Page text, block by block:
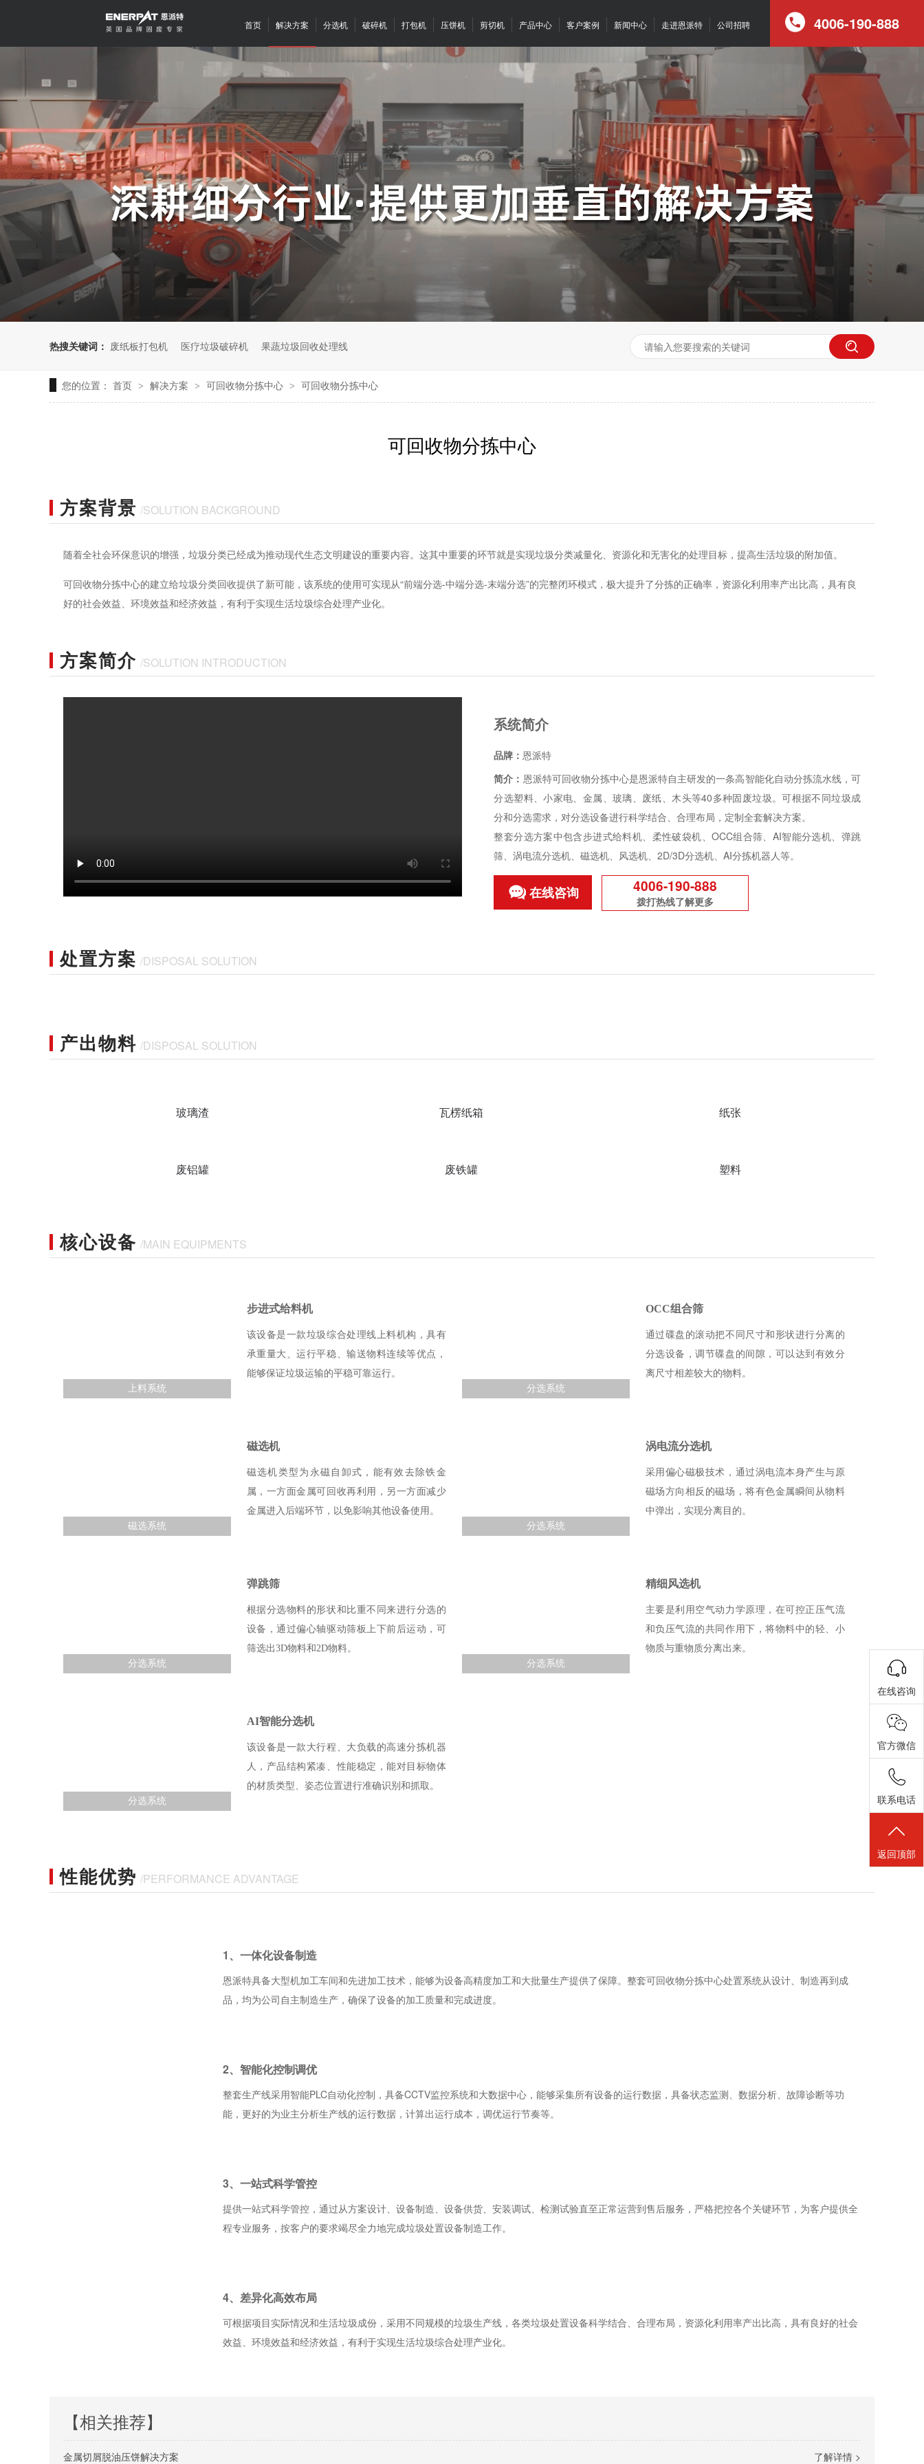
4006-190-888
首页 解决方案 分选机 破碎机 打包机 压饼机 剪切机 产品中心 客户案例 新闻中心 走进恩派特 公司招聘
热搜关键词： 废纸板打包机 医疗垃圾破碎机 果蔬垃圾回收处理线
您的位置： 首页 > 解决方案 > 可回收物分拣中心 > 可回收物分拣中心
可回收物分拣中心
方案背景 /SOLUTION BACKGROUND
随着全社会环保意识的增强，垃圾分类已经成为推动现代生态文明建设的重要内容。这其中重要的环节就是实现垃圾分类减量化、资源化和无害化的处理目标，提高生活垃圾的附加值。
可回收物分拣中心的建立给垃圾分类回收提供了新可能，该系统的使用可实现从“前端分选-中端分选-末端分选”的完整闭环模式，极大提升了分拣的正确率，资源化利用率产出比高，具有良
好的社会效益、环境效益和经济效益，有利于实现生活垃圾综合处理产业化。
方案简介 /SOLUTION INTRODUCTION
系统简介
品牌：恩派特
简介： 恩派特可回收物分拣中心是恩派特自主研发的一条高智能化自动分拣流水线，可
分选塑料、小家电、金属、玻璃、废纸、木头等40多种固废垃圾。可根据不同垃圾成
分和分选需求，对分选设备进行科学结合、合理布局，定制全套解决方案。
整套分选方案中包含步进式给料机、柔性破袋机、OCC组合筛、AI智能分选机、弹跳
筛、涡电流分选机、磁选机、风选机、2D/3D分选机、AI分拣机器人等。
在线咨询 4006-190-888
拨打热线了解更多
处置方案 /DISPOSAL SOLUTION
产出物料 /DISPOSAL SOLUTION
玻璃渣 瓦楞纸箱 纸张
废铝罐 废铁罐 塑料
核心设备 /MAIN EQUIPMENTS
上料系统
步进式给料机
该设备是一款垃圾综合处理线上料机构，具有
承重量大、运行平稳、输送物料连续等优点，
能够保证垃圾运输的平稳可靠运行。
分选系统
OCC组合筛
通过碟盘的滚动把不同尺寸和形状进行分离的
分选设备，调节碟盘的间隙，可以达到有效分
离尺寸相差较大的物料。
磁选系统
磁选机
磁选机类型为永磁自卸式，能有效去除铁金
属，一方面金属可回收再利用，另一方面减少
金属进入后端环节，以免影响其他设备使用。
分选系统
涡电流分选机
采用偏心磁极技术，通过涡电流本身产生与原
磁场方向相反的磁场，将有色金属瞬间从物料
中弹出，实现分离目的。
分选系统
弹跳筛
根据分选物料的形状和比重不同来进行分选的
设备，通过偏心轴驱动筛板上下前后运动，可
筛选出3D物料和2D物料。
分选系统
精细风选机
主要是利用空气动力学原理，在可控正压气流
和负压气流的共同作用下，将物料中的轻、小
物质与重物质分离出来。
分选系统
AI智能分选机
该设备是一款大行程、大负载的高速分拣机器
人，产品结构紧凑、性能稳定，能对目标物体
的材质类型、姿态位置进行准确识别和抓取。
性能优势 /PERFORMANCE ADVANTAGE
1、一体化设备制造
恩派特具备大型机加工车间和先进加工技术，能够为设备高精度加工和大批量生产提供了保障。整套可回收物分拣中心处置系统从设计、制造再到成
品，均为公司自主制造生产，确保了设备的加工质量和完成进度。
2、智能化控制调优
整套生产线采用智能PLC自动化控制，具备CCTV监控系统和大数据中心，能够采集所有设备的运行数据，具备状态监测、数据分析、故障诊断等功
能，更好的为业主分析生产线的运行数据，计算出运行成本，调优运行节奏等。
3、一站式科学管控
提供一站式科学管控，通过从方案设计、设备制造、设备供货、安装调试、检测试验直至正常运营到售后服务，严格把控各个关键环节，为客户提供全
程专业服务，按客户的要求竭尽全力地完成垃圾处置设备制造工作。
4、差异化高效布局
可根据项目实际情况和生活垃圾成份，采用不同规模的垃圾生产线，各类垃圾处置设备科学结合、合理布局，资源化利用率产出比高，具有良好的社会
效益、环境效益和经济效益，有利于实现生活垃圾综合处理产业化。
【相关推荐】
了解详情 >
金属切屑脱油压饼解决方案
在线咨询
官方微信
联系电话
返回顶部